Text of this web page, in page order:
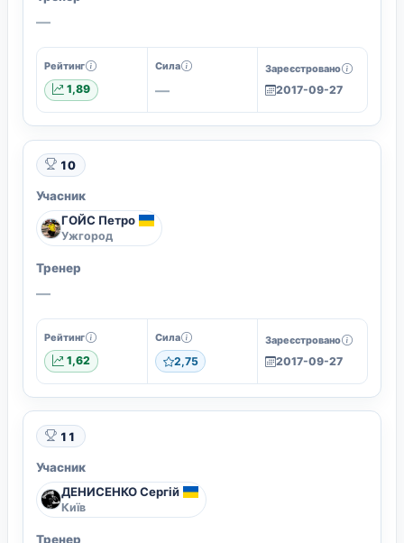
—
Рейтинг
1,89
Сила
—
Зареєстровано
2017-09-27
10
Учасник
ГОЙС Петро
Ужгород
Тренер
—
Рейтинг
1,62
Сила
2,75
Зареєстровано
2017-09-27
11
Учасник
ДЕНИСЕНКО Сергій
Київ
Тренер